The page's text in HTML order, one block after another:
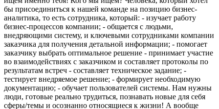
бы присоединиться к нашей команде на позицию бизнес-
аналитика, то есть сотрудника, который: - изучает работу
бизнес-процессов компании; - общается с людьми,
внедряющими систему, и ключевыми сотрудниками компании
заказчика для получения детальной информации; - помогает
заказчику выбрать оптимальное решение - принимает участие
во взаимодействиях с заказчиком и составляет протоколы по
результатам встреч - составляет техническое задание; -
тестирует внедряемое решение; - формирует необходимую
документацию; - обучает пользователей системы. Нам нужны
люди, готовые реально трудиться, познавать новые для себя
сферы/темы и осознанно относящиеся к жизни! А вообще